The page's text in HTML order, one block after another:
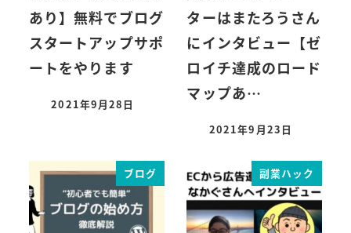
あり】無料でブログ
スタートアップサポ
ートをやります
2021年9月28日
ターはまたろうさん
にインタビュー【ゼ
ロイチ達成のロード
マップあ…
2021年9月23日
ブログ 副業ハック